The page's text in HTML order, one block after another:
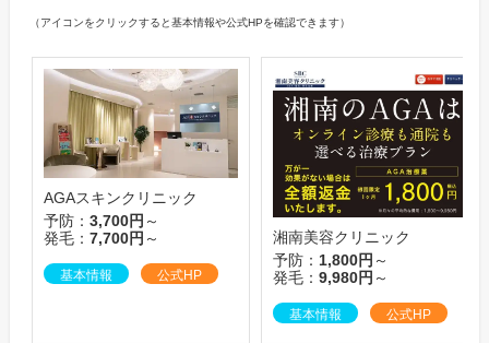
（アイコンをクリックすると基本情報や公式HPを確認できます）
AGAスキンクリニック
予防： 3,700円 ～
発毛： 7,700円 ～
基本情報 公式HP
湘南美容クリニック
予防： 1,800円 ～
発毛： 9,980円 ～
基本情報 公式HP